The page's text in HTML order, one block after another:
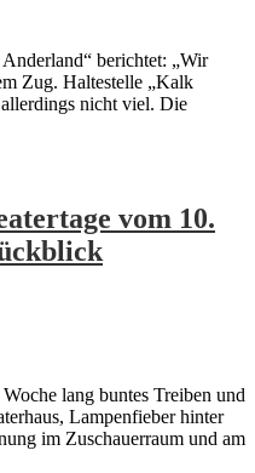
berichtet: „Wir
Zug. Haltestelle „Kalk
nicht viel. Die
vom 10.
lang buntes Treiben und
Lampenfieber hinter
im Zuschauerraum und am